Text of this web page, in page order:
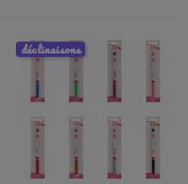
déclinaisons